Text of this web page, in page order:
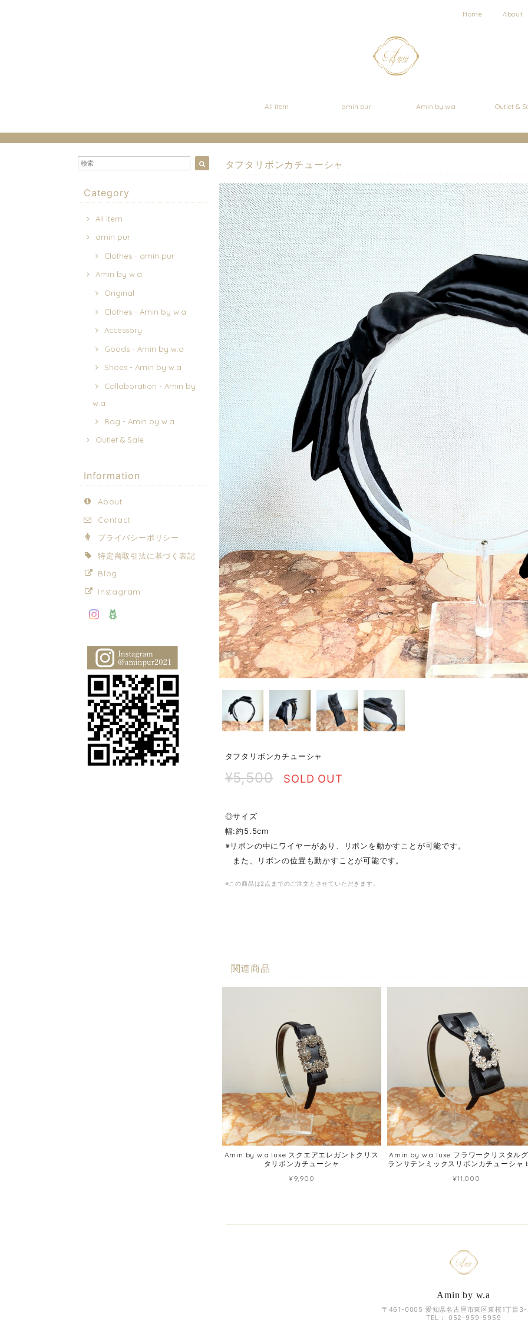
Home About
All item amin pur Amin by w.a Outlet &
Category
All item
amin pur
Clothes - amin pur
Amin by w.a
Original
Clothes - Amin by w.a
Accessory
Goods - Amin by w.a
Shoes - Amin by w.a
Collaboration - Amin by
w.a
Bag - Amin by w.a
Outlet & Sale
Information
About
Contact
プライバシーポリシー
特定商取引法に基づく表記
Blog
Instagram
タフタリボンカチューシャ
タフタリボンカチューシャ
¥5,500 SOLD OUT
◎サイズ
幅:約5.5cm
※リボンの中にワイヤーがあり、リボンを動かすことが可能です。
また、リボンの位置も動かすことが可能です。
※この商品は2点までのご注文とさせていただきます。
関連商品
Amin by w.a luxe スクエアエレガントクリス
タリボンカチューシャ
¥9,900
Amin by w.a luxe フラワークリスタル
ランサテンミックスリボンカチューシャ
¥11,000
Amin by w.a
〒461-0005 愛知県名古屋市東区東桜1丁目
TEL： 052-959-5959